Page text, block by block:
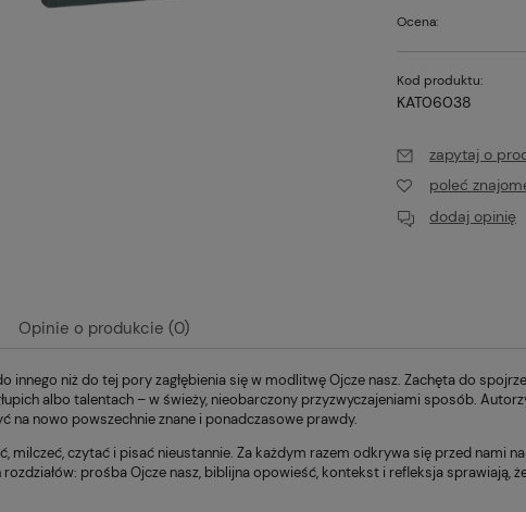
Ocena:
Kod produktu:
KAT06038
zapytaj o
poleć
dodaj opinię
nie zawiera ewentualnych kosztów
Opinie o produkcie (0)
innego niż do tej pory zagłębienia się w modlitwę Ojcze nasz. Zachęta do
albo talentach – w świeży, nieobarczony przyzwyczajeniami sposób.
na nowo powszechnie znane i ponadczasowe prawdy.
milczeć, czytać i pisać nieustannie. Za każdym razem odkrywa się przed nami
prośba Ojcze nasz, biblijna opowieść, kontekst i refleksja